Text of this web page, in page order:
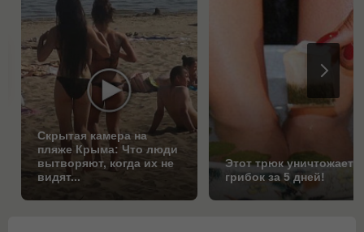
Скрытая камера на
пляже Крыма: Что люди
вытворяют, когда их не
видят...
Этот трюк уничтожает
грибок за 5 дней!